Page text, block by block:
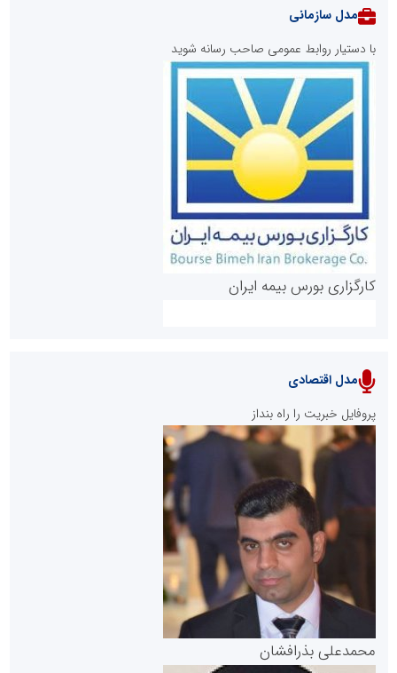
روابط عمومی خبرگزاری گزارش خبر
پایگاه خبری نهضت ملی مسکن
پایگاه خبری گفتمان یزد
مدل سازمانی
با دستیار روابط عمومی صاحب رسانه شوید
کارگزاری بورس بیمه ایران
سازمان بورس و اوراق بهادار
مرجع اخبار موثق در بازارسرمایه
مدل اقتصادی
پروفایل خبریت را راه بنداز
محمدعلی بذرافشان